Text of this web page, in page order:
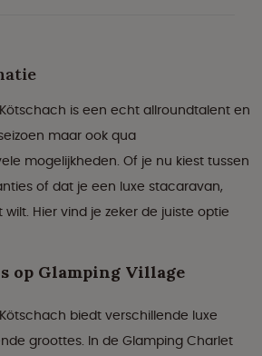
is een echt allroundtalent en
maar ook qua
mogelijkheden. Of je nu kiest tussen
of dat je een luxe stacaravan,
Hier vind je zeker de juiste optie
op Glamping Village
biedt verschillende luxe
groottes. In de Glamping Charlet